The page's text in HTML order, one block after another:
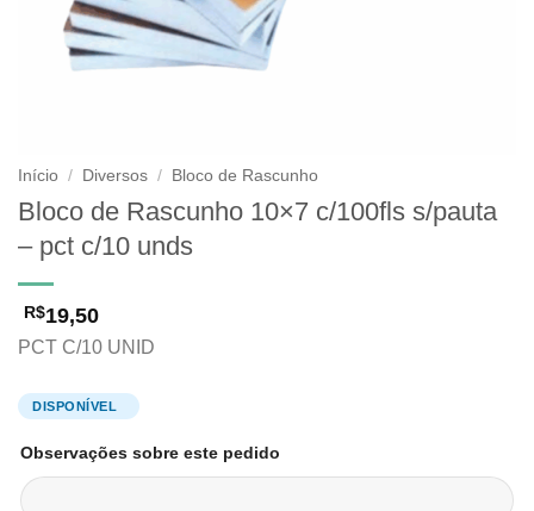
Início / Diversos / Bloco de Rascunho
Bloco de Rascunho 10×7 c/100fls s/pauta
– pct c/10 unds
R$19,50
PCT C/10 UNID
Observações sobre este pedido